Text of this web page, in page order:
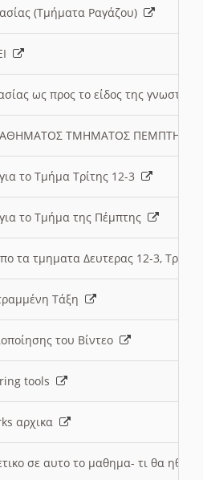
(Τμήματα Ραγάζου)
ως προς το είδος της
ΤΜΗΜΑΤΟΣ
το Τμήμα Τρίτης 12-3
το Τμήμα της Πέμπτης
τα τμηματα Δευτερας 12-3,
Τάξη
του Βίντεο
tools
αρχικα
σε αυτο το μαθημα- τι θα